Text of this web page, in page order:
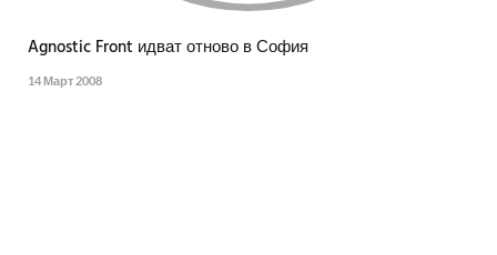
Agnostic Front идват отново в София
14 Март 2008